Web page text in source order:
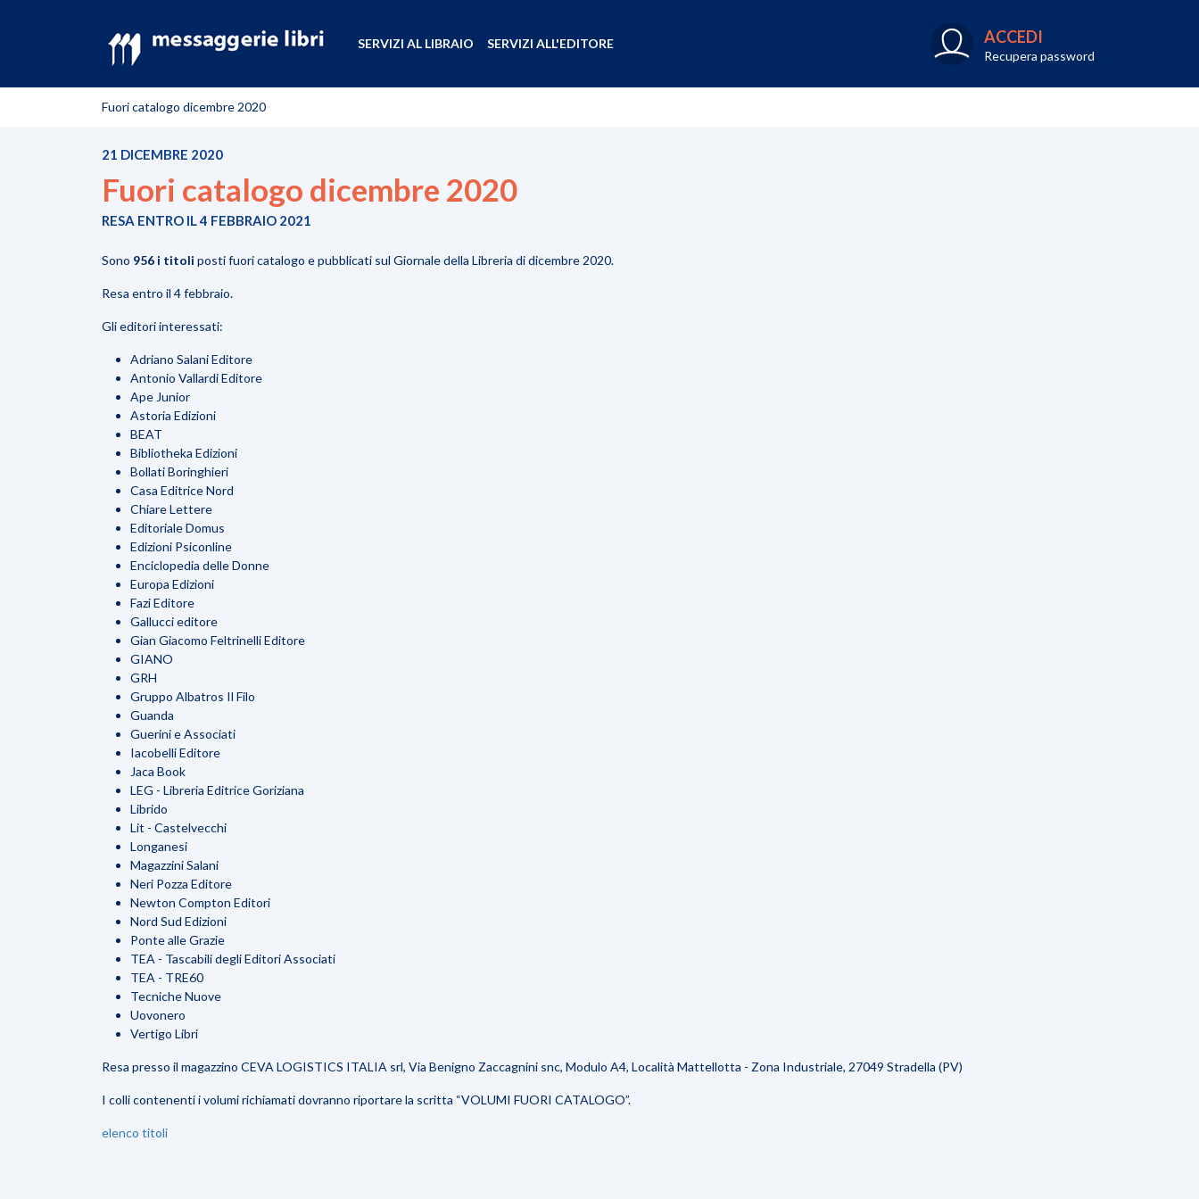
ACCEDI
Recupera password
SERVIZI AL LIBRAIO SERVIZI ALL'EDITORE
Fuori catalogo dicembre 2020
21 DICEMBRE 2020
Fuori catalogo dicembre 2020
RESA ENTRO IL 4 FEBBRAIO 2021
Sono 956 i titoli posti fuori catalogo e pubblicati sul Giornale della Libreria di dicembre 2020.
Resa entro il 4 febbraio.
Gli editori interessati:
Adriano Salani Editore
Antonio Vallardi Editore
Ape Junior
Astoria Edizioni
BEAT
Bibliotheka Edizioni
Bollati Boringhieri
Casa Editrice Nord
Chiare Lettere
Editoriale Domus
Edizioni Psiconline
Enciclopedia delle Donne
Europa Edizioni
Fazi Editore
Gallucci editore
Gian Giacomo Feltrinelli Editore
GIANO
GRH
Gruppo Albatros Il Filo
Guanda
Guerini e Associati
Iacobelli Editore
Jaca Book
LEG - Libreria Editrice Goriziana
Librido
Lit - Castelvecchi
Longanesi
Magazzini Salani
Neri Pozza Editore
Newton Compton Editori
Nord Sud Edizioni
Ponte alle Grazie
TEA - Tascabili degli Editori Associati
TEA - TRE60
Tecniche Nuove
Uovonero
Vertigo Libri
Resa presso il magazzino CEVA LOGISTICS ITALIA srl, Via Benigno Zaccagnini snc, Modulo A4, Località Mattellotta - Zona Industriale, 27049 Stradella (PV)
I colli contenenti i volumi richiamati dovranno riportare la scritta “VOLUMI FUORI CATALOGO”.
elenco titoli